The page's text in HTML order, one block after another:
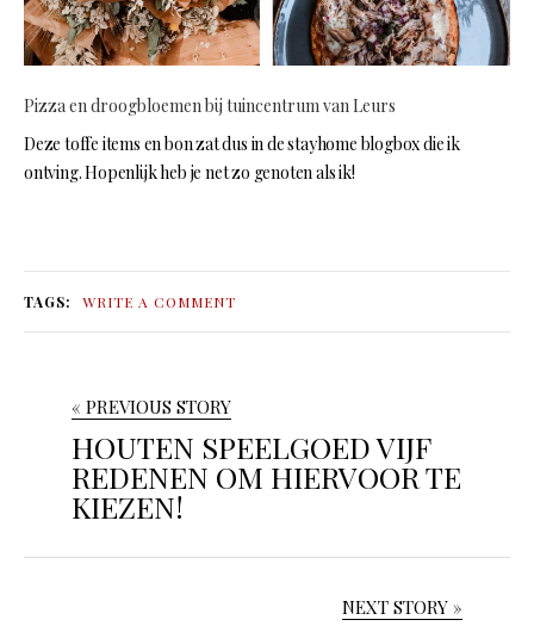
Pizza en droogbloemen bij tuincentrum van Leurs
Deze toffe items en bon zat dus in de stayhome blogbox die ik
ontving. Hopenlijk heb je net zo genoten als ik!
TAGS: WRITE A COMMENT
« PREVIOUS STORY
HOUTEN SPEELGOED VIJF
REDENEN OM HIERVOOR TE
KIEZEN!
NEXT STORY »